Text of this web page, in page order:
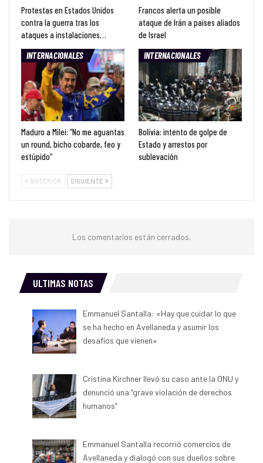
Protestas en Estados Unidos
contra la guerra tras los
ataques a instalaciones…
Francos alerta un posible
ataque de Irán a países aliados
de Israel
INTERNACIONALES
Maduro a Milei: “No me aguantas
un round, bicho cobarde, feo y
estúpido“
INTERNACIONALES
Bolivia: intento de golpe de
Estado y arrestos por
sublevación
ANTERIOR SIGUIENTE
Los comentarios están cerrados.
ULTIMAS NOTAS
Emmanuel Santalla: «Hay que cuidar lo que
se ha hecho en Avellaneda y asumir los
desafíos que vienen»
Cristina Kirchner llevó su caso ante la ONU y
denunció una “grave violación de derechos
humanos”
Emmanuel Santalla recorrió comercios de
Avellaneda y dialogó con sus dueños sobre